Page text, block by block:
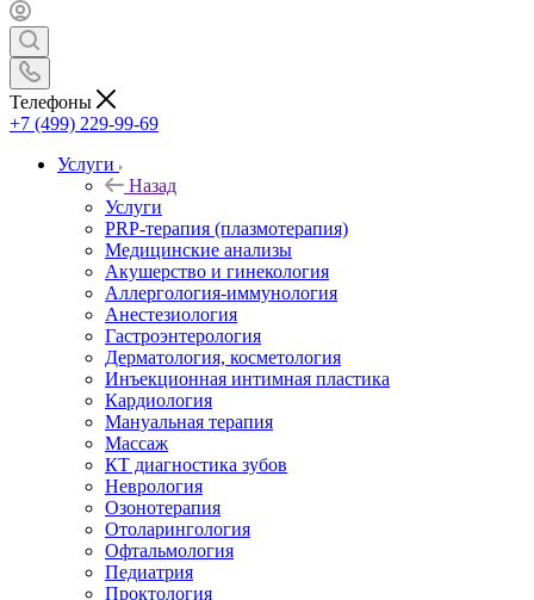
Телефоны
+7 (499) 229-99-69
Услуги
Назад
Услуги
PRP-терапия (плазмотерапия)
Медицинские анализы
Акушерство и гинекология
Аллергология-иммунология
Анестезиология
Гастроэнтерология
Дерматология, косметология
Инъекционная интимная пластика
Кардиология
Мануальная терапия
Массаж
КТ диагностика зубов
Неврология
Озонотерапия
Отоларингология
Офтальмология
Педиатрия
Проктология